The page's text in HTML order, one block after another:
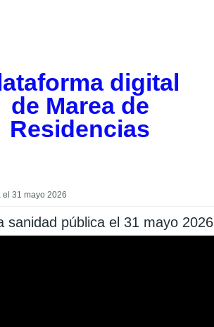
digital
de Marea de
Residencias
31 mayo 2026
sanidad pública el 31 mayo 2026